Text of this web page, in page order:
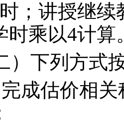
；讲授继续
时乘以4计算
）下列方式
成估价相